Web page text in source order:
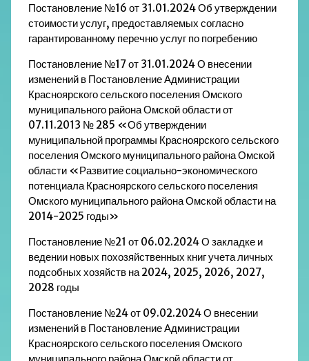
Постановление №16 от 31.01.2024 Об утверждении
стоимости услуг, предоставляемых согласно
гарантированному перечню услуг по погребению
Постановление №17 от 31.01.2024 О внесении
изменений в Постановление Администрации
Красноярского сельского поселения Омского
муниципального района Омской области от
07.11.2013 № 285 «Об утверждении
муниципальной программы Красноярского сельского
поселения Омского муниципального района Омской
области «Развитие социально-экономического
потенциала Красноярского сельского поселения
Омского муниципального района Омской области на
2014-2025 годы»
Постановление №21 от 06.02.2024 О закладке и
ведении новых похозяйственных книг учета личных
подсобных хозяйств на 2024, 2025, 2026, 2027,
2028 годы
Постановление №24 от 09.02.2024 О внесении
изменений в Постановление Администрации
Красноярского сельского поселения Омского
муниципального района Омской области от